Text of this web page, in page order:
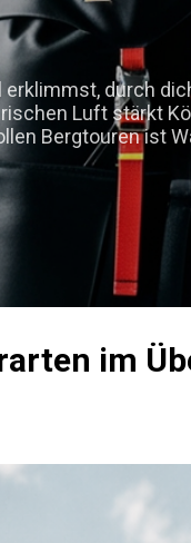
erklimmst, durch
Luft stärkt
Bergtouren ist
im